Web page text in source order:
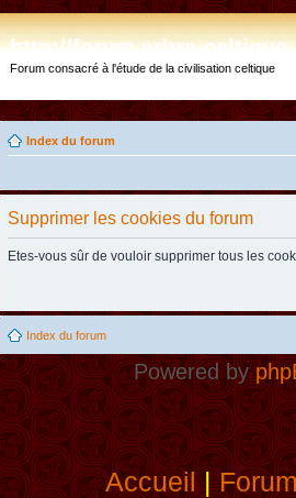
http://forum.arbre-
Forum consacré à l'étude de la civilisation celtique
Index du forum
Supprimer les cookies du forum
Etes-vous sûr de vouloir supprimer tous les
Index du forum
Powered by
Accueil|